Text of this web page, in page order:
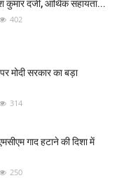
दर्जी, आर्थिक सहायता...
402
मोदी सरकार का बड़ा
314
गाद हटाने की दिशा में
250